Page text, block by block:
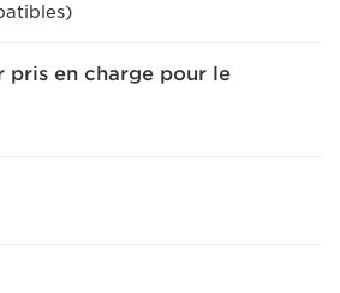
pris en charge pour le